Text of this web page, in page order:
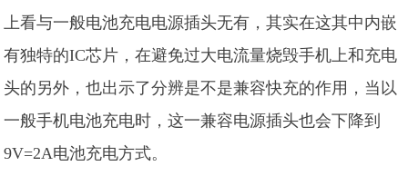
上看与一般电池充电电源插头无有，其实在这其中内嵌
有独特的IC芯片，在避免过大电流量烧毁手机上和充电
头的另外，也出示了分辨是不是兼容快充的作用，当以
一般手机电池充电时，这一兼容电源插头也会下降到
9V=2A电池充电方式。